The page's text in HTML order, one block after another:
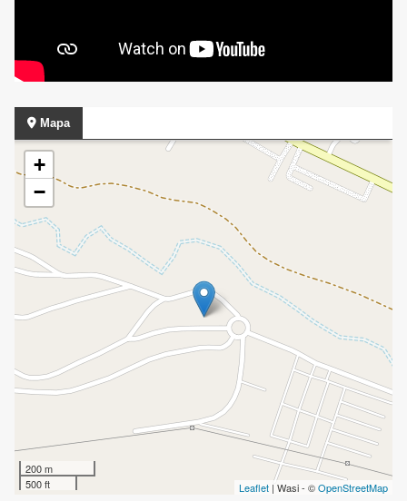
Mapa
+
−
200 m
500 ft
Leaflet | Wasi - ©OpenStreetMap